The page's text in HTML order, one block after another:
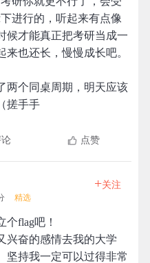
进行的，听起来有点像
候才能真正把考研当成一
也还长，慢慢成长吧。
两个同桌周期，明天应该
搓手手
点赞
精选
+关注
flag吧！
兴奋的感情去我的大学
坚持我一定可以过得非常